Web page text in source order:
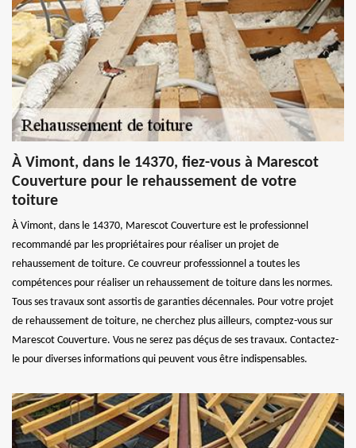
À Vimont, dans le 14370, fiez-vous à Marescot
Couverture pour le rehaussement de votre
toiture
À Vimont, dans le 14370, Marescot Couverture est le professionnel
recommandé par les propriétaires pour réaliser un projet de
rehaussement de toiture. Ce couvreur professsionnel a toutes les
compétences pour réaliser un rehaussement de toiture dans les normes.
Tous ses travaux sont assortis de garanties décennales. Pour votre projet
de rehaussement de toiture, ne cherchez plus ailleurs, comptez-vous sur
Marescot Couverture. Vous ne serez pas déçus de ses travaux. Contactez-
le pour diverses informations qui peuvent vous être indispensables.